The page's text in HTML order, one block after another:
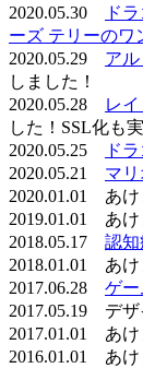
2020.05.30
ド
ーズ テリーのワ
2020.05.29 ア
しました！
2020.05.28
レ
した！SSL化も
2020.05.25
ド
2020.05.21 マ
2020.01.01 あけ
2019.01.01 あけ
2018.05.17 認
2018.01.01 あけ
2017.06.28 ゲー
2017.05.19 デザ
2017.01.01 あけ
2016.01.01 あけ